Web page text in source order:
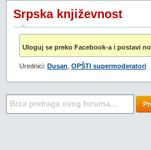
Srpska književnost
Uloguj se preko Facebook-a i postavi
Urednici: Dusan OPŠTI supermoderatori